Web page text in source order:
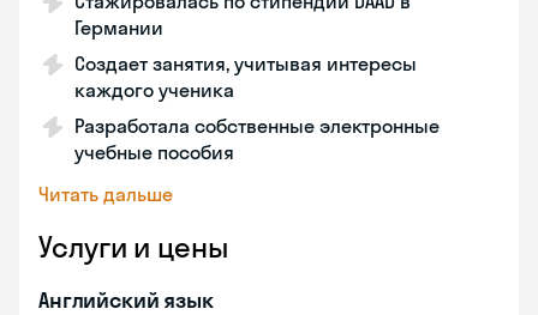
Германии
Создает занятия, учитывая интересы
каждого ученика
Разработала собственные электронные
учебные пособия
Читать дальше
Услуги и цены
Английский язык